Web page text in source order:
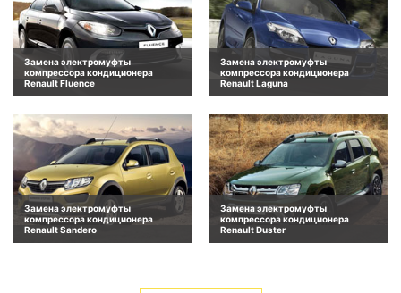
Замена электромуфты
компрессора кондиционера
Renault Fluence
Замена электромуфты
компрессора кондиционера
Renault Laguna
Замена электромуфты
компрессора кондиционера
Renault Sandero
Замена электромуфты
компрессора кондиционера
Renault Duster